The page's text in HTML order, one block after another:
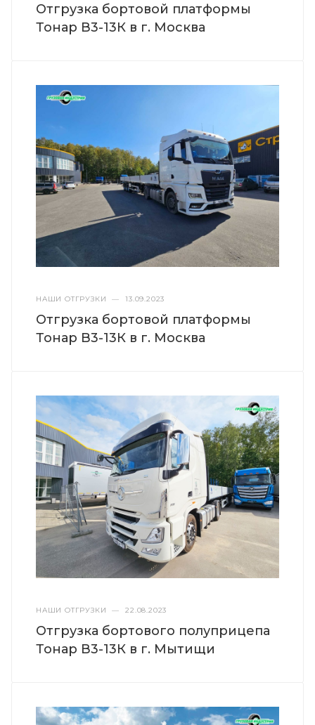
Отгрузка бортовой платформы
Тонар В3-13К в г. Москва
НАШИ ОТГРУЗКИ — 13.09.2023
Отгрузка бортовой платформы
Тонар B3-13К в г. Москва
НАШИ ОТГРУЗКИ — 22.08.2023
Отгрузка бортового полуприцепа
Тонар В3-13К в г. Мытищи